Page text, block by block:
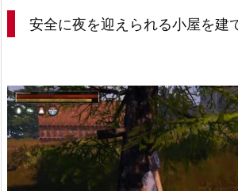
安全に夜を迎えられる小屋を建